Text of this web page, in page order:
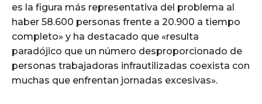
es la figura más representativa del problema al
haber 58.600 personas frente a 20.900 a tiempo
completo» y ha destacado que «resulta
paradójico que un número desproporcionado de
personas trabajadoras infrautilizadas coexista con
muchas que enfrentan jornadas excesivas».